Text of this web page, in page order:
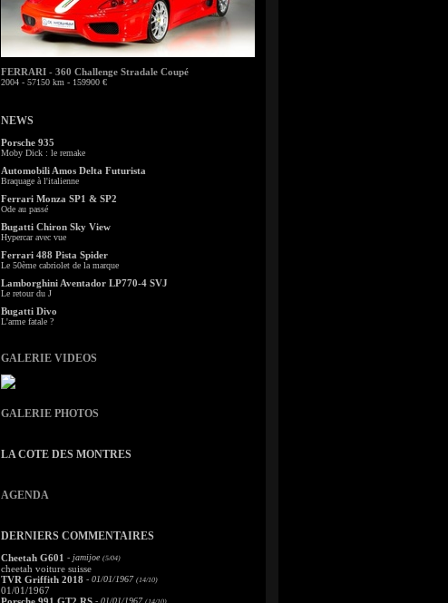
FERRARI - 360 Challenge Stradale Coupé
2004 - 57150 km - 159900 €
NEWS
Porsche 935
Moby Dick : le remake
Automobili Amos Delta Futurista
Braquage à l'italienne
Ferrari Monza SP1 & SP2
Ode au passé
Bugatti Chiron Sky View
Hypercar avec vue
Ferrari 488 Pista Spider
Le 50ème cabriolet de la marque
Lamborghini Aventador LP770-4 SVJ
Le retour du J
Bugatti Divo
L'arme fatale ?
GALERIE VIDEOS
GALERIE PHOTOS
LA COTE DES MONTRES
AGENDA
DERNIERS COMMENTAIRES
Cheetah G601 - jamijoe (5/04)
cheetah voiture suisse
TVR Griffith 2018 - 01/01/1967 (14/10)
01/01/1967
- 01/01/1967